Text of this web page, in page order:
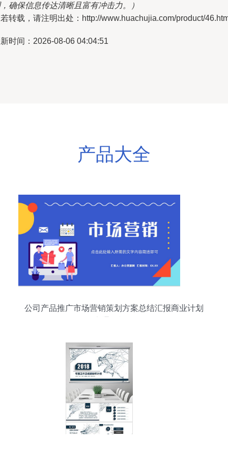
确保信息传达清晰且富有冲击力。）
转载，请注明出处：http://www.huachujia.com/product/
时间：2026-08-06 04:04:51
产品大全
公司产品推广市场营销策划方案总结汇报商业计划